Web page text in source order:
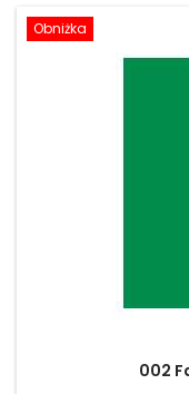
Obniżka
002